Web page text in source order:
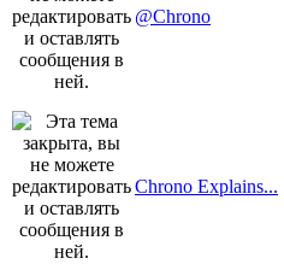
@Chrono
Chrono Explains...